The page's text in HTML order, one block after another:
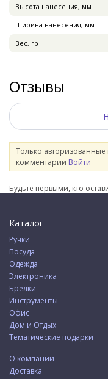
Высота нанесения, мм
Ширина нанесения, мм
Вес, гр
Отзывы
Только авторизованные
комментарии Войти
Будьте первыми, кто
Каталог
Ручки
Посуда
Одежда
Электроника
Брелки
Инструменты
Офис
Дом и Отдых
Тематические подарки
О компании
Доставка